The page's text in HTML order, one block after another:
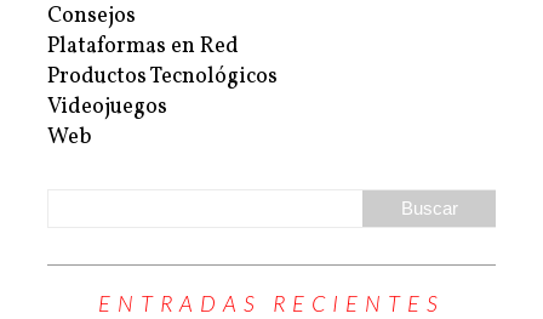
Consejos
Plataformas en Red
Productos Tecnológicos
Videojuegos
Web
ENTRADAS RECIENTES